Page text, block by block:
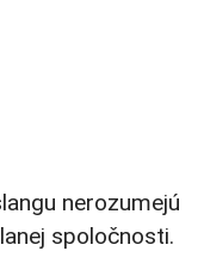
nerozumejú
spoločnosti.